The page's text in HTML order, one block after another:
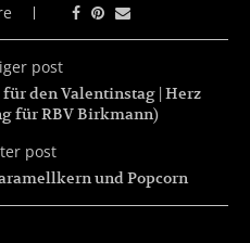
post
den Valentinstag | Herz
für RBV Birkmann)
post
und Popcorn